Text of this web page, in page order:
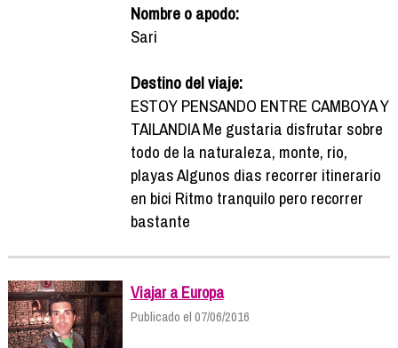
Nombre o apodo:
Sari
Destino del viaje:
ESTOY PENSANDO ENTRE CAMBOYA Y
TAILANDIA Me gustaria disfrutar sobre
todo de la naturaleza, monte, rio,
playas Algunos dias recorrer itinerario
en bici Ritmo tranquilo pero recorrer
bastante
Viajar a Europa
Publicado el 07/06/2016